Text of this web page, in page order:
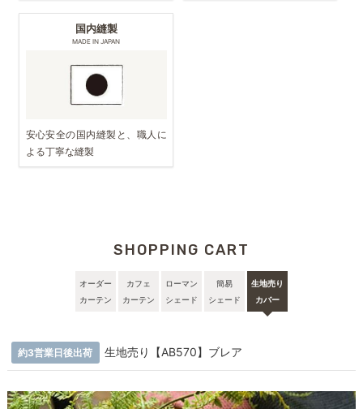
国内縫製
MADE IN JAPAN
安心安全の国内縫製と、職人に
よる丁寧な縫製
SHOPPING CART
オーダー
カーテン
カフェ
カーテン
ローマン
シェード
簡易
シェード
生地売り
カバー
約3営業日後出荷 生地売り【AB570】ブレア